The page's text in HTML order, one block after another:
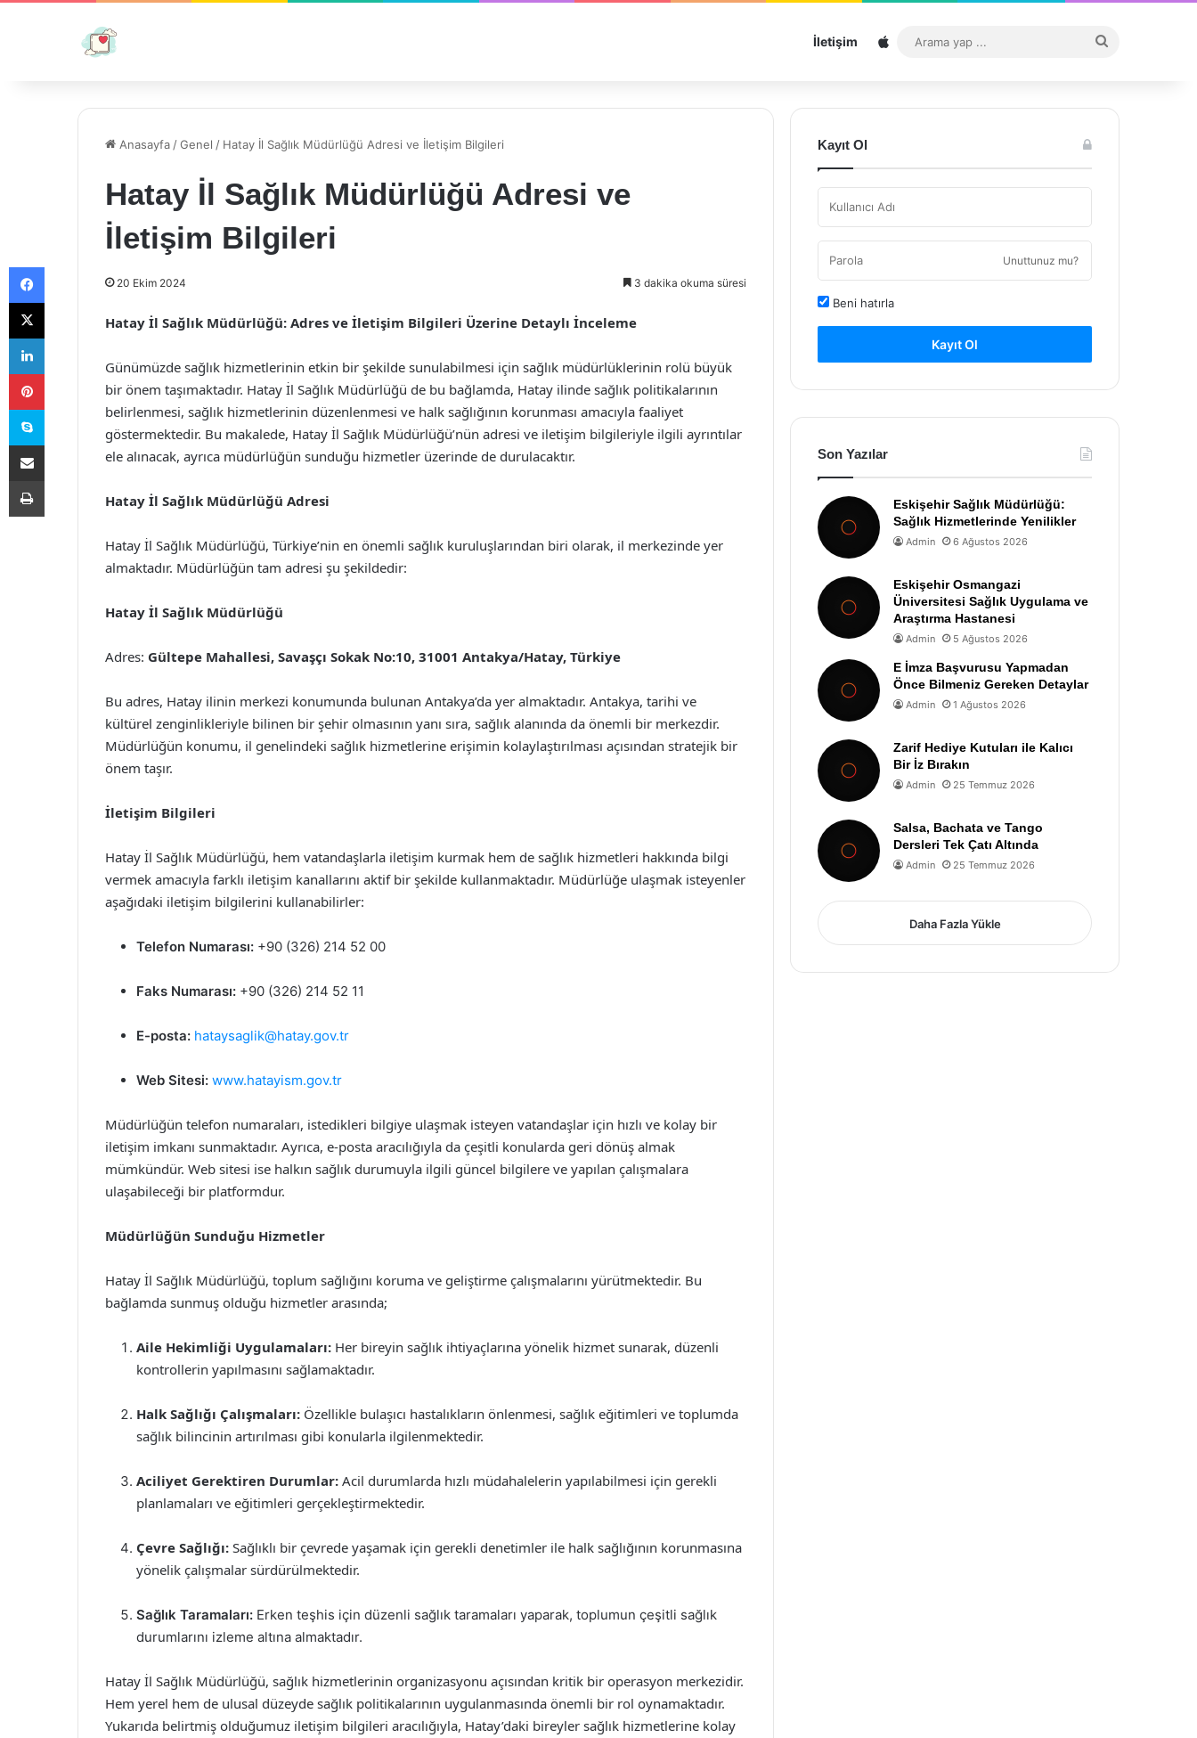
İletişim Sitemap
...
Anasayfa /Genel / Hatay İl Sağlık Müdürlüğü Adresi ve İletişim Bilgileri
Hatay İl Sağlık Müdürlüğü Adresi ve
İletişim Bilgileri
20 Ekim 2024 3 dakika okuma süresi
Hatay İl Sağlık Müdürlüğü: Adres ve İletişim Bilgileri Üzerine Detaylı İnceleme
Günümüzde sağlık hizmetlerinin etkin bir şekilde sunulabilmesi için sağlık müdürlüklerinin rolü büyük
bir önem taşımaktadır. Hatay İl Sağlık Müdürlüğü de bu bağlamda, Hatay ilinde sağlık politikalarının
belirlenmesi, sağlık hizmetlerinin düzenlenmesi ve halk sağlığının korunması amacıyla faaliyet
göstermektedir. Bu makalede, Hatay İl Sağlık Müdürlüğü’nün adresi ve iletişim bilgileriyle ilgili ayrıntılar
ele alınacak, ayrıca müdürlüğün sunduğu hizmetler üzerinde de durulacaktır.
Hatay İl Sağlık Müdürlüğü Adresi
Hatay İl Sağlık Müdürlüğü, Türkiye’nin en önemli sağlık kuruluşlarından biri olarak, il merkezinde yer
almaktadır. Müdürlüğün tam adresi şu şekildedir:
Hatay İl Sağlık Müdürlüğü
Adres: Gültepe Mahallesi, Savaşçı Sokak No:10, 31001 Antakya/Hatay, Türkiye
Bu adres, Hatay ilinin merkezi konumunda bulunan Antakya’da yer almaktadır. Antakya, tarihi ve
kültürel zenginlikleriyle bilinen bir şehir olmasının yanı sıra, sağlık alanında da önemli bir merkezdir.
Müdürlüğün konumu, il genelindeki sağlık hizmetlerine erişimin kolaylaştırılması açısından stratejik bir
önem taşır.
İletişim Bilgileri
Hatay İl Sağlık Müdürlüğü, hem vatandaşlarla iletişim kurmak hem de sağlık hizmetleri hakkında bilgi
vermek amacıyla farklı iletişim kanallarını aktif bir şekilde kullanmaktadır. Müdürlüğe ulaşmak isteyenler
aşağıdaki iletişim bilgilerini kullanabilirler:
Telefon Numarası: +90 (326) 214 52 00
Faks Numarası: +90 (326) 214 52 11
E-posta: hataysaglik@hatay.gov.tr
Web Sitesi: www.hatayism.gov.tr
Müdürlüğün telefon numaraları, istedikleri bilgiye ulaşmak isteyen vatandaşlar için hızlı ve kolay bir
iletişim imkanı sunmaktadır. Ayrıca, e-posta aracılığıyla da çeşitli konularda geri dönüş almak
mümkündür. Web sitesi ise halkın sağlık durumuyla ilgili güncel bilgilere ve yapılan çalışmalara
ulaşabileceği bir platformdur.
Müdürlüğün Sunduğu Hizmetler
Hatay İl Sağlık Müdürlüğü, toplum sağlığını koruma ve geliştirme çalışmalarını yürütmektedir. Bu
bağlamda sunmuş olduğu hizmetler arasında;
Aile Hekimliği Uygulamaları: Her bireyin sağlık ihtiyaçlarına yönelik hizmet sunarak, düzenli
kontrollerin yapılmasını sağlamaktadır.
Halk Sağlığı Çalışmaları: Özellikle bulaşıcı hastalıkların önlenmesi, sağlık eğitimleri ve toplumda
sağlık bilincinin artırılması gibi konularla ilgilenmektedir.
Aciliyet Gerektiren Durumlar: Acil durumlarda hızlı müdahalelerin yapılabilmesi için gerekli
planlamaları ve eğitimleri gerçekleştirmektedir.
Çevre Sağlığı: Sağlıklı bir çevrede yaşamak için gerekli denetimler ile halk sağlığının korunmasına
yönelik çalışmalar sürdürülmektedir.
Sağlık Taramaları: Erken teşhis için düzenli sağlık taramaları yaparak, toplumun çeşitli sağlık
durumlarını izleme altına almaktadır.
Hatay İl Sağlık Müdürlüğü, sağlık hizmetlerinin organizasyonu açısından kritik bir operasyon merkezidir.
Hem yerel hem de ulusal düzeyde sağlık politikalarının uygulanmasında önemli bir rol oynamaktadır.
Yukarıda belirtmiş olduğumuz iletişim bilgileri aracılığıyla, Hatay’daki bireyler sağlık hizmetlerine kolay
Kayıt Ol
Unuttunuz mu?
Beni hatırla
Kayıt Ol
Son Yazılar
Eskişehir Sağlık Müdürlüğü:
Sağlık Hizmetlerinde Yenilikler
Admin 6 Ağustos 2026
Eskişehir Osmangazi
Üniversitesi Sağlık Uygulama ve
Araştırma Hastanesi
Admin 5 Ağustos 2026
E İmza Başvurusu Yapmadan
Önce Bilmeniz Gereken Detaylar
Admin 1 Ağustos 2026
Zarif Hediye Kutuları ile Kalıcı
Bir İz Bırakın
Admin 25 Temmuz 2026
Salsa, Bachata ve Tango
Dersleri Tek Çatı Altında
Admin 25 Temmuz 2026
Daha Fazla Yükle
Facebook
X
LinkedIn
Pinterest
Skype
E-Posta ile paylaş